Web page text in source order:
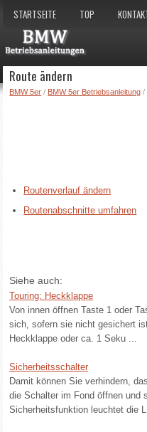
STARTSEITE TOP
Route ändern
BMW 5er / BMW 5er Betriebsanleitung /
Routenverlauf ändern
Routenabschnitte umfahren
Siehe auch:
Touring: Heckklappe
Von innen öffnen Taste 1 oder
sich, sofern sie nicht gesichert
Heckklappe oder ca. 1 Seku ...
Sicherheitsschalter
Damit können Sie verhindern,
die Schalter im Fond öffnen und
Sicherheitsfunktion leuchtet die